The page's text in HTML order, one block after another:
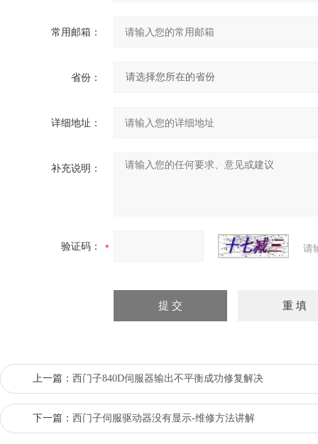
常用邮箱：
省份：
详细地址：
补充说明：
验证码： 请
上一篇： 西门子840D伺服器输出不平衡成功修复解决
下一篇： 西门子伺服驱动器没有显示-维修方法讲解